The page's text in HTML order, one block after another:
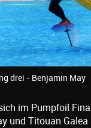
drei - Benjamin May
im Pumpfoil
und Titouan Galea